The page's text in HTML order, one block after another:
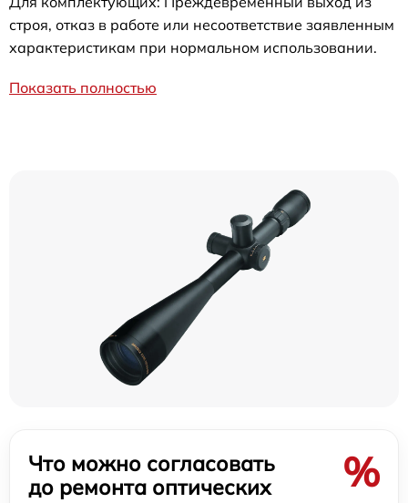
строя, отказ в работе или несоответствие заявленным
характеристикам при нормальном использовании.
Показать полностью
Что можно согласовать
до ремонта оптических
%